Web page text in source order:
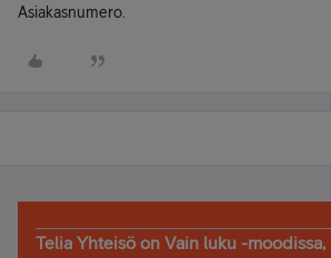
Asiakasnumero.
Telia Yhteisö on Vain luku -moodissa,